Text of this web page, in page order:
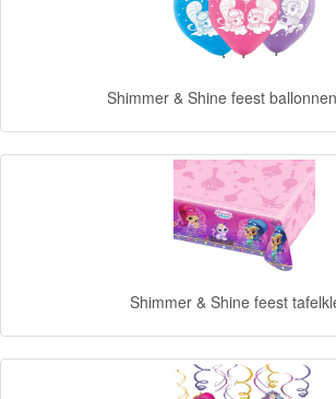
princess
dinosaurus
Dora
Shimmer & Shine feest
Shimmer & Shine feest